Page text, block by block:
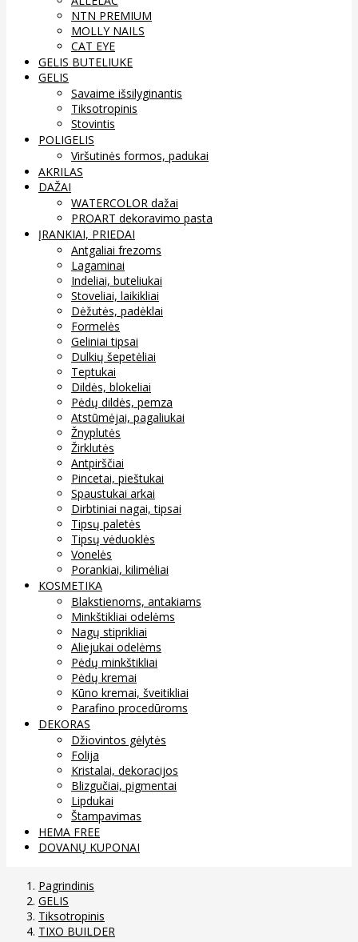
NTN PREMIUM
MOLLY NAILS
CAT EYE
GELIS BUTELIUKE
GELIS
Savaime išsilyginantis
Tiksotropinis
Stovintis
POLIGELIS
Viršutinės formos, padukai
AKRILAS
DAŽAI
WATERCOLOR dažai
PROART dekoravimo pasta
ĮRANKIAI, PRIEDAI
Antgaliai frezoms
Lagaminai
Indeliai, buteliukai
Stoveliai, laikikliai
Dėžutės, padėklai
Formelės
Geliniai tipsai
Dulkių šepetėliai
Teptukai
Dildės, blokeliai
Pėdų dildės, pemza
Atstūmėjai, pagaliukai
Žnyplutės
Žirklutės
Antpirščiai
Pincetai, pieštukai
Spaustukai arkai
Dirbtiniai nagai, tipsai
Tipsų paletės
Tipsų vėduoklės
Vonelės
Porankiai, kilimėliai
KOSMETIKA
Blakstienoms, antakiams
Minkštikliai odelėms
Nagų stiprikliai
Aliejukai odelėms
Pėdų minkštikliai
Pėdų kremai
Kūno kremai, šveitikliai
Parafino procedūroms
DEKORAS
Džiovintos gėlytės
Folija
Kristalai, dekoracijos
Blizgučiai, pigmentai
Lipdukai
Štampavimas
HEMA FREE
DOVANŲ KUPONAI
Pagrindinis
GELIS
Tiksotropinis
TIXO BUILDER